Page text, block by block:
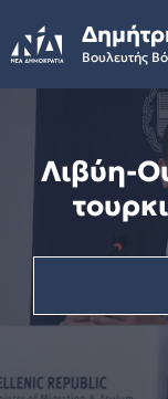
to
content
Βουλευτής
Λιβύη-